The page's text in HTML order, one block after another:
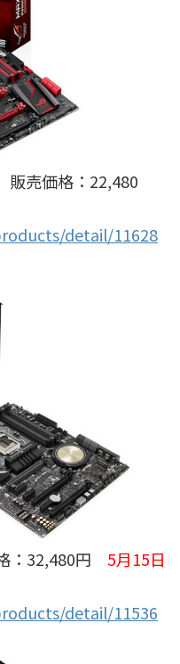
販売価格：22,480
detail/11628
：32,480円 5月15日
detail/11536